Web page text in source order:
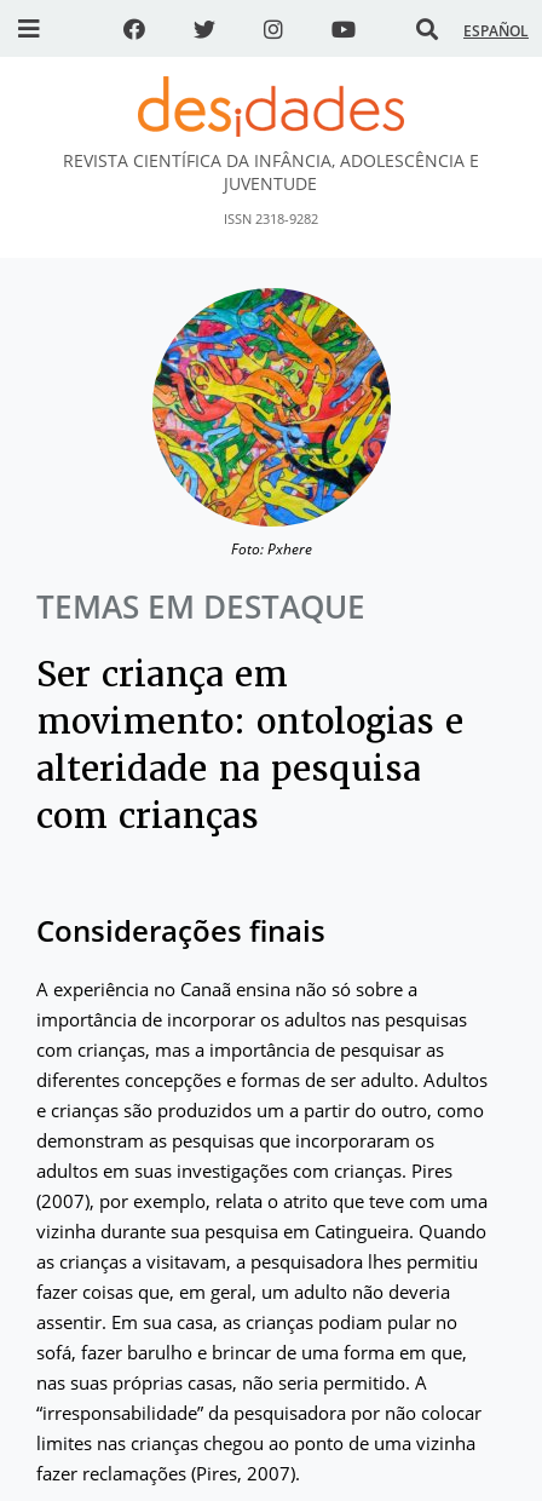
ESPAÑOL
DESidades
REVISTA CIENTÍFICA DA INFÂNCIA, ADOLESCÊNCIA E
JUVENTUDE
ISSN 2318-9282
Foto: Pxhere
TEMAS EM DESTAQUE
Ser criança em
movimento: ontologias e
alteridade na pesquisa
com crianças
Considerações finais
A experiência no Canaã ensina não só sobre a
importância de incorporar os adultos nas pesquisas
com crianças, mas a importância de pesquisar as
diferentes concepções e formas de ser adulto. Adultos
e crianças são produzidos um a partir do outro, como
demonstram as pesquisas que incorporaram os
adultos em suas investigações com crianças. Pires
(2007), por exemplo, relata o atrito que teve com uma
vizinha durante sua pesquisa em Catingueira. Quando
as crianças a visitavam, a pesquisadora lhes permitiu
fazer coisas que, em geral, um adulto não deveria
assentir. Em sua casa, as crianças podiam pular no
sofá, fazer barulho e brincar de uma forma em que,
nas suas próprias casas, não seria permitido. A
“irresponsabilidade” da pesquisadora por não colocar
limites nas crianças chegou ao ponto de uma vizinha
fazer reclamações (Pires, 2007).